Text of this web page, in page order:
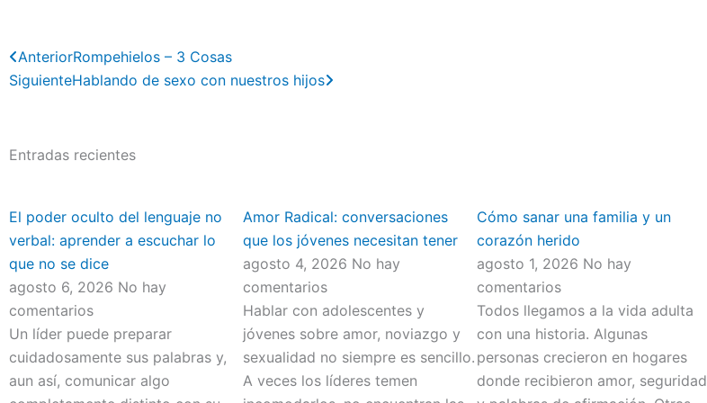
Previo
AnteriorRompehielos – 3 Cosas
SiguienteHablando de sexo con nuestros hijos
Entradas recientes
El poder oculto del lenguaje no
verbal: aprender a escuchar lo
que no se dice
agosto 6, 2026 No hay
comentarios
Un líder puede preparar
cuidadosamente sus palabras y,
aun así, comunicar algo
Amor Radical: conversaciones
que los jóvenes necesitan tener
agosto 4, 2026 No hay
comentarios
Hablar con adolescentes y
jóvenes sobre amor, noviazgo y
sexualidad no siempre es sencillo.
A veces los líderes temen
Cómo sanar una familia y un
corazón herido
agosto 1, 2026 No hay
comentarios
Todos llegamos a la vida adulta
con una historia. Algunas
personas crecieron en hogares
donde recibieron amor, seguridad